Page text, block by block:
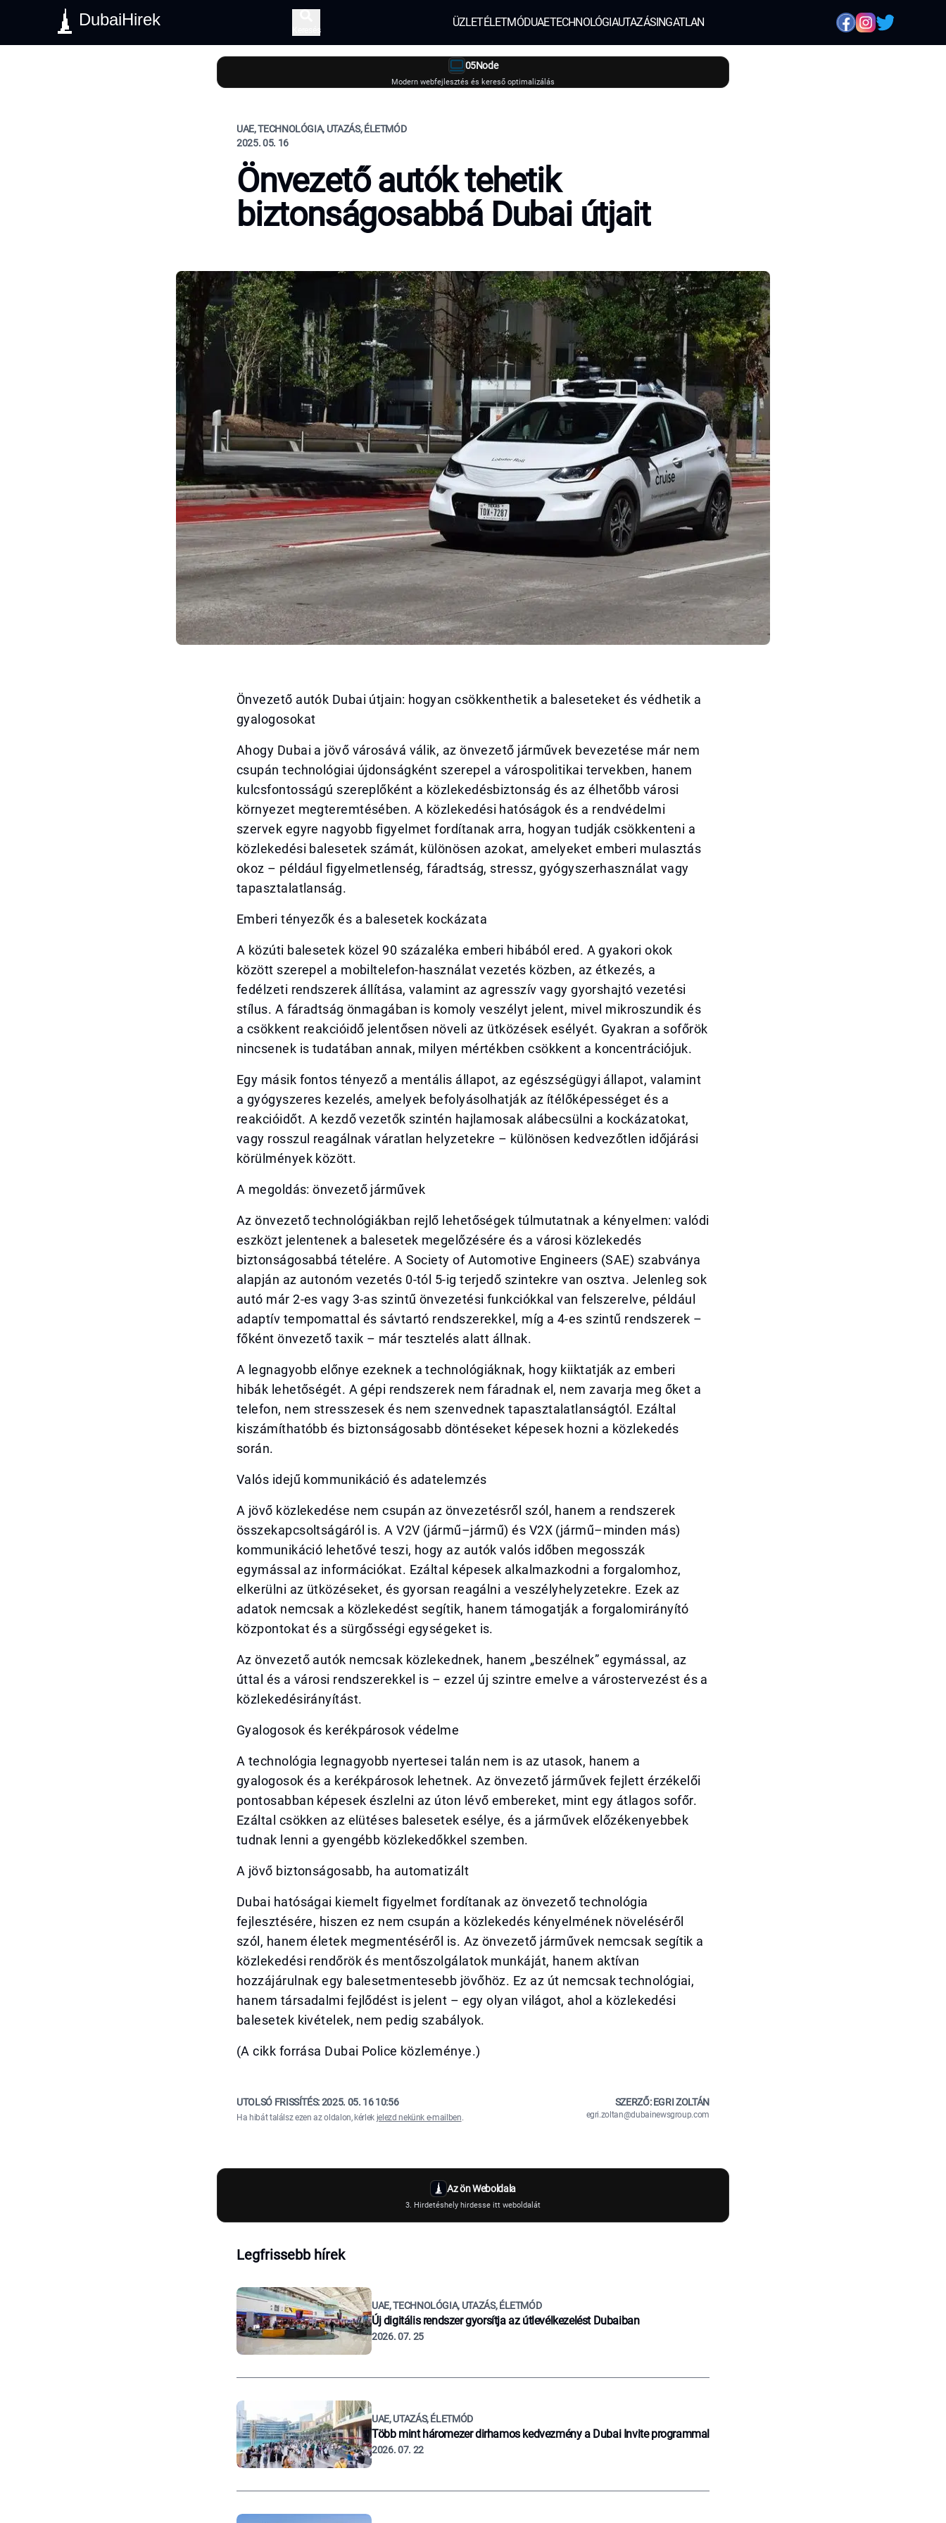
DubaiHirek
Keresés
ÜZLETÉLETMÓDUAETECHNOLÓGIAUTAZÁSINGATLAN
05Node
Modern webfejlesztés és kereső optimalizálás
UAE, TECHNOLÓGIA, UTAZÁS, ÉLETMÓD
2025. 05. 16
Önvezető autók tehetik
biztonságosabbá Dubai útjait
Önvezető autók Dubai útjain: hogyan csökkenthetik a baleseteket és védhetik a
gyalogosokat
Ahogy Dubai a jövő városává válik, az önvezető járművek bevezetése már nem
csupán technológiai újdonságként szerepel a várospolitikai tervekben, hanem
kulcsfontosságú szereplőként a közlekedésbiztonság és az élhetőbb városi
környezet megteremtésében. A közlekedési hatóságok és a rendvédelmi
szervek egyre nagyobb figyelmet fordítanak arra, hogyan tudják csökkenteni a
közlekedési balesetek számát, különösen azokat, amelyeket emberi mulasztás
okoz – például figyelmetlenség, fáradtság, stressz, gyógyszerhasználat vagy
tapasztalatlanság.
Emberi tényezők és a balesetek kockázata
A közúti balesetek közel 90 százaléka emberi hibából ered. A gyakori okok
között szerepel a mobiltelefon-használat vezetés közben, az étkezés, a
fedélzeti rendszerek állítása, valamint az agresszív vagy gyorshajtó vezetési
stílus. A fáradtság önmagában is komoly veszélyt jelent, mivel mikroszundik és
a csökkent reakcióidő jelentősen növeli az ütközések esélyét. Gyakran a sofőrök
nincsenek is tudatában annak, milyen mértékben csökkent a koncentrációjuk.
Egy másik fontos tényező a mentális állapot, az egészségügyi állapot, valamint
a gyógyszeres kezelés, amelyek befolyásolhatják az ítélőképességet és a
reakcióidőt. A kezdő vezetők szintén hajlamosak alábecsülni a kockázatokat,
vagy rosszul reagálnak váratlan helyzetekre – különösen kedvezőtlen időjárási
körülmények között.
A megoldás: önvezető járművek
Az önvezető technológiákban rejlő lehetőségek túlmutatnak a kényelmen: valódi
eszközt jelentenek a balesetek megelőzésére és a városi közlekedés
biztonságosabbá tételére. A Society of Automotive Engineers (SAE) szabványa
alapján az autonóm vezetés 0-tól 5-ig terjedő szintekre van osztva. Jelenleg sok
autó már 2-es vagy 3-as szintű önvezetési funkciókkal van felszerelve, például
adaptív tempomattal és sávtartó rendszerekkel, míg a 4-es szintű rendszerek –
főként önvezető taxik – már tesztelés alatt állnak.
A legnagyobb előnye ezeknek a technológiáknak, hogy kiiktatják az emberi
hibák lehetőségét. A gépi rendszerek nem fáradnak el, nem zavarja meg őket a
telefon, nem stresszesek és nem szenvednek tapasztalatlanságtól. Ezáltal
kiszámíthatóbb és biztonságosabb döntéseket képesek hozni a közlekedés
során.
Valós idejű kommunikáció és adatelemzés
A jövő közlekedése nem csupán az önvezetésről szól, hanem a rendszerek
összekapcsoltságáról is. A V2V (jármű–jármű) és V2X (jármű–minden más)
kommunikáció lehetővé teszi, hogy az autók valós időben megosszák
egymással az információkat. Ezáltal képesek alkalmazkodni a forgalomhoz,
elkerülni az ütközéseket, és gyorsan reagálni a veszélyhelyzetekre. Ezek az
adatok nemcsak a közlekedést segítik, hanem támogatják a forgalomirányító
központokat és a sürgősségi egységeket is.
Az önvezető autók nemcsak közlekednek, hanem „beszélnek” egymással, az
úttal és a városi rendszerekkel is – ezzel új szintre emelve a várostervezést és a
közlekedésirányítást.
Gyalogosok és kerékpárosok védelme
A technológia legnagyobb nyertesei talán nem is az utasok, hanem a
gyalogosok és a kerékpárosok lehetnek. Az önvezető járművek fejlett érzékelői
pontosabban képesek észlelni az úton lévő embereket, mint egy átlagos sofőr.
Ezáltal csökken az elütéses balesetek esélye, és a járművek előzékenyebbek
tudnak lenni a gyengébb közlekedőkkel szemben.
A jövő biztonságosabb, ha automatizált
Dubai hatóságai kiemelt figyelmet fordítanak az önvezető technológia
fejlesztésére, hiszen ez nem csupán a közlekedés kényelmének növeléséről
szól, hanem életek megmentéséről is. Az önvezető járművek nemcsak segítik a
közlekedési rendőrök és mentőszolgálatok munkáját, hanem aktívan
hozzájárulnak egy balesetmentesebb jövőhöz. Ez az út nemcsak technológiai,
hanem társadalmi fejlődést is jelent – egy olyan világot, ahol a közlekedési
balesetek kivételek, nem pedig szabályok.
(A cikk forrása Dubai Police közleménye.)
UTOLSÓ FRISSÍTÉS:2025. 05. 16 10:56
Ha hibát találsz ezen az oldalon, kérlek jelezd nekünk e-mailben.
SZERZŐ: EGRI ZOLTÁN
egri.zoltan@dubainewsgroup.com
Az ön Weboldala
3. Hirdetéshely hirdesse itt weboldalát
Legfrissebb hírek
UAE, TECHNOLÓGIA, UTAZÁS, ÉLETMÓD
Új digitális rendszer gyorsítja az útlevélkezelést Dubaiban
2026. 07. 25
UAE, UTAZÁS, ÉLETMÓD
Több mint háromezer dirhamos kedvezmény a Dubai Invite programmal
2026. 07. 22